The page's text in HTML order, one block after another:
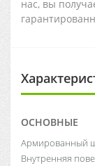
нас, вы
ОСНОВНЫЕ
Армированный
Внутренняя